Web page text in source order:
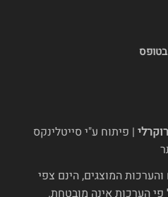
| פיתוח ע"י סייטלינקס
המוצגים, הינם צפי
הערכות אינה מובטחת.